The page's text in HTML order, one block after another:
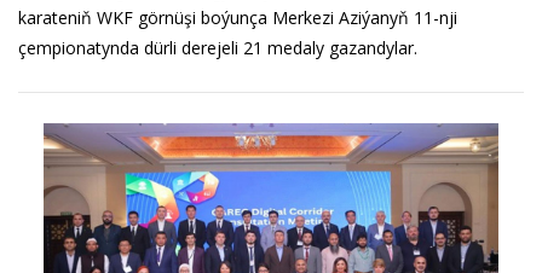
karateniň WKF görnüşi boýunça Merkezi Aziýanyň 11-nji
çempionatynda dürli derejeli 21 medaly gazandylar.